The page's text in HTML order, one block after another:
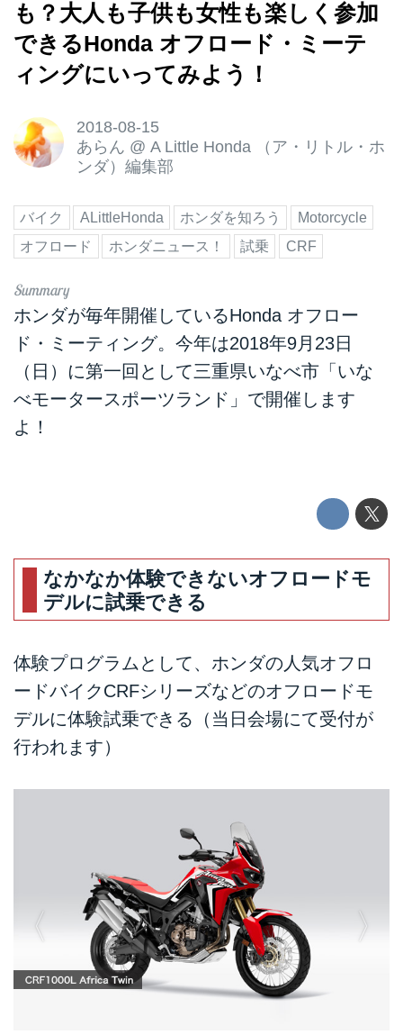
も？大人も子供も女性も楽しく参加
できるHonda オフロード・ミーテ
ィングにいってみよう！
2018-08-15
あらん @ A Little Honda （ア・リトル・ホ
ンダ）編集部
バイク ALittleHonda ホンダを知ろう
Motorcycle
オフロード
ホンダニュース！ 試乗 CRF
ホンダが毎年開催しているHonda オフロー
ド・ミーティング。今年は2018年9月23日
（日）に第一回として三重県いなべ市「いな
べモータースポーツランド」で開催します
よ！
なかなか体験できないオフロードモ
デルに試乗できる
体験プログラムとして、ホンダの人気オフロ
ードバイクCRFシリーズなどのオフロードモ
デルに体験試乗できる（当日会場にて受付が
行われます）